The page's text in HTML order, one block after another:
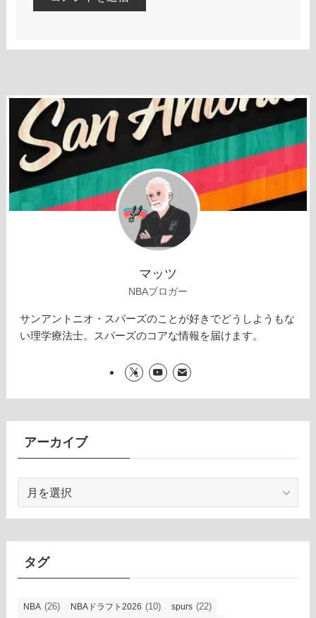
マッツ
NBAブロガー
サンアントニオ・スパーズのことが好きでどうしようもな
い理学療法士。スパーズのコアな情報を届けます。
アーカイブ
カ
イ
タグ
NBA (26) NBAドラフト2026 (10) spurs (22)